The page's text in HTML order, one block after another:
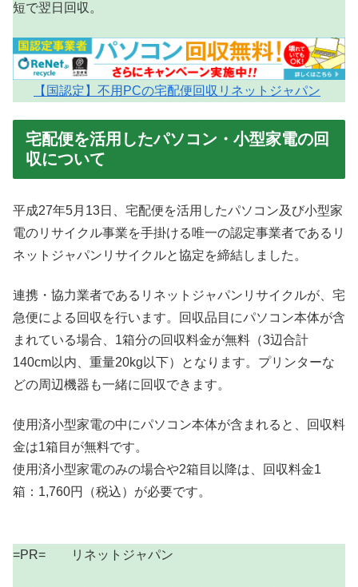
短で翌日回収。
【国認定】不用PCの宅配便回収リネットジャパン
宅配便を活用したパソコン・小型家電の回
収について
平成27年5月13日、宅配便を活用したパソコン及び小型家
電のリサイクル事業を手掛ける唯一の認定事業者であるリ
ネットジャパンリサイクルと協定を締結しました。
連携・協力業者であるリネットジャパンリサイクルが、宅
急便による回収を行います。回収品目にパソコン本体が含
まれている場合、1箱分の回収料金が無料（3辺合計
140cm以内、重量20kg以下）となります。プリンターな
どの周辺機器も一緒に回収できます。
使用済小型家電の中にパソコン本体が含まれると、回収料
金は1箱目が無料です。
使用済小型家電のみの場合や2箱目以降は、回収料金1
箱：1,760円（税込）が必要です。
=PR= リネットジャパン